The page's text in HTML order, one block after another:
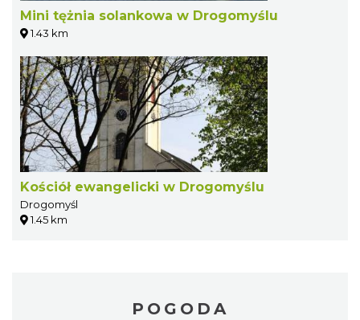
Mini tężnia solankowa w Drogomyślu
1.43 km
Kościół ewangelicki w Drogomyślu
Drogomyśl
1.45 km
POGODA